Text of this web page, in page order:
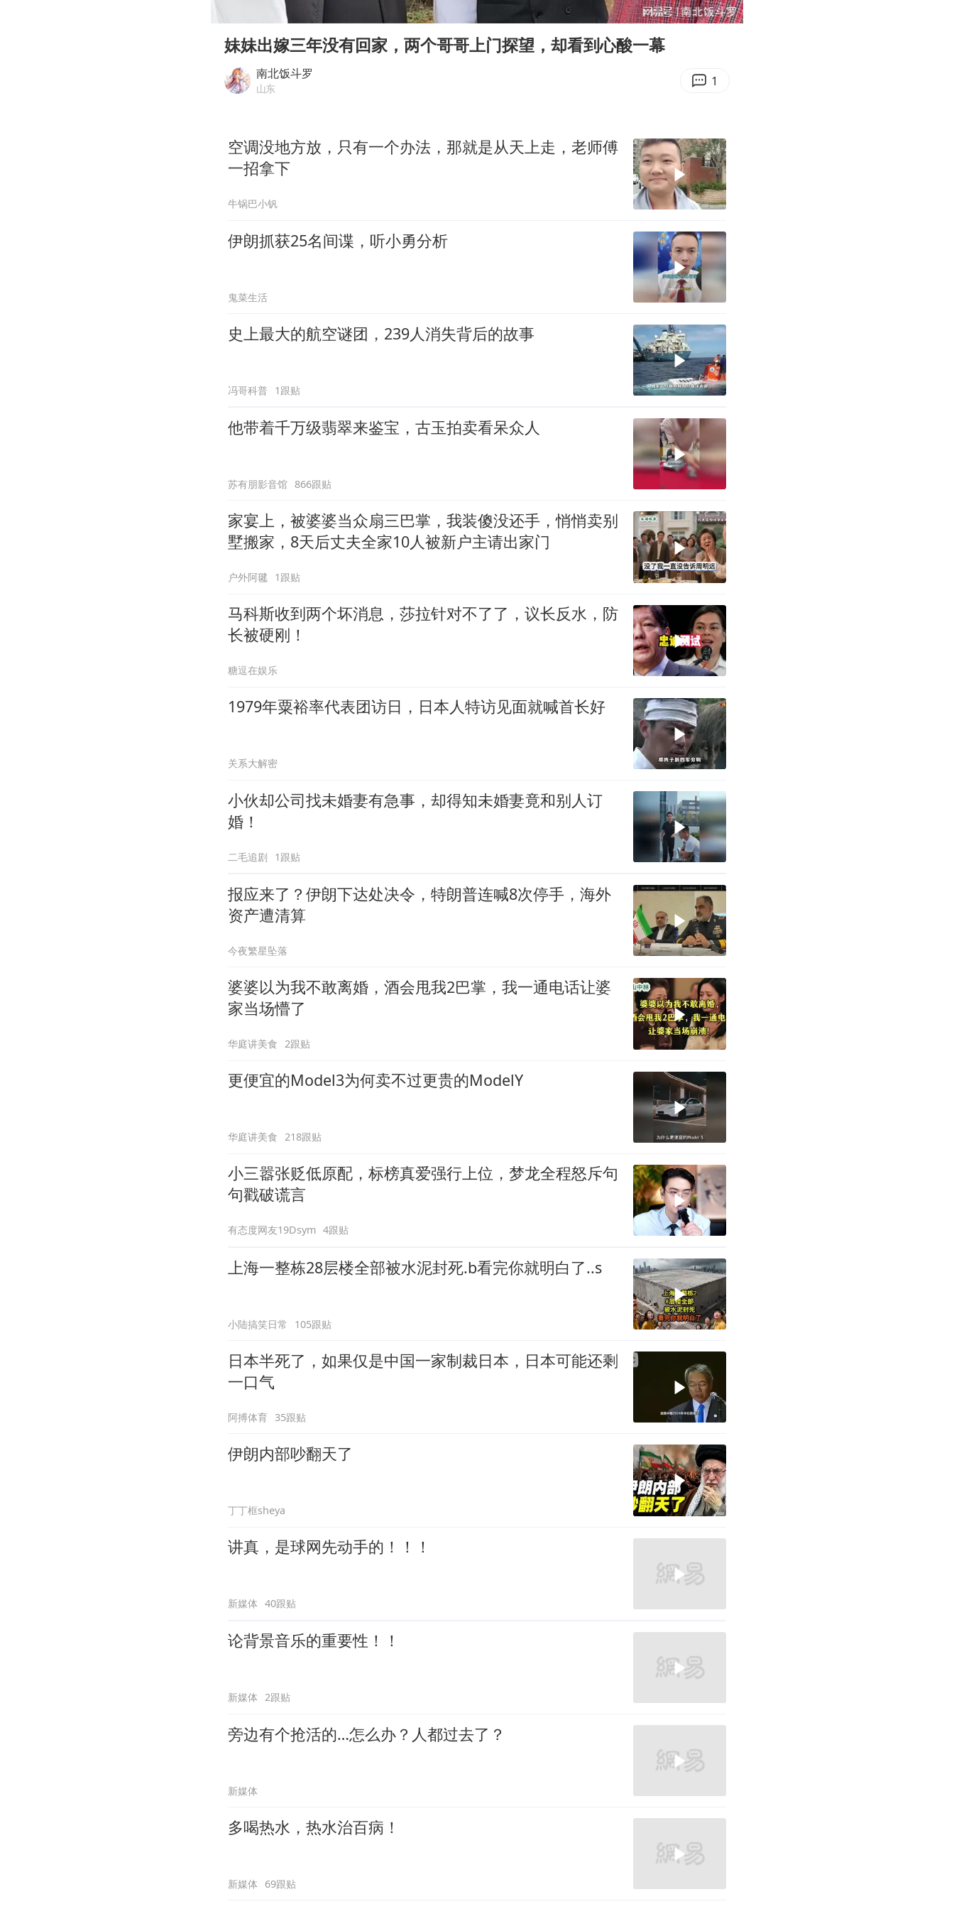
茅台部分直营店飞天茅台提价
夏日经济乘“热”而上 消费市场向“新”而行
酒店花洒现排泄物住客索赔遭拒
07:32
Enter
妹妹出嫁三年没有回家，两个哥哥上门探望，却看到心酸一幕
南北饭斗罗
山东 1
空调没地方放，只有一个办法，那就是从天上走，老师傅
一招拿下
牛锅巴小钒
伊朗抓获25名间谍，听小勇分析
鬼菜生活
史上最大的航空谜团，239人消失背后的故事
冯哥科普 1跟贴
他带着千万级翡翠来鉴宝，古玉拍卖看呆众人
苏有朋影音馆 866跟贴
家宴上，被婆婆当众扇三巴掌，我装傻没还手，悄悄卖别
墅搬家，8天后丈夫全家10人被新户主请出家门
户外阿毽 1跟贴
马科斯收到两个坏消息，莎拉针对不了了，议长反水，防
长被硬刚！
糖逗在娱乐
1979年粟裕率代表团访日，日本人特访见面就喊首长好
关系大解密
小伙却公司找未婚妻有急事，却得知未婚妻竟和别人订
婚！
二毛追剧 1跟贴
报应来了？伊朗下达处决令，特朗普连喊8次停手，海外
资产遭清算
今夜繁星坠落
婆婆以为我不敢离婚，酒会甩我2巴掌，我一通电话让婆
家当场懵了
华庭讲美食 2跟贴
更便宜的Model3为何卖不过更贵的ModelY
华庭讲美食 218跟贴
小三嚣张贬低原配，标榜真爱强行上位，梦龙全程怒斥句
句戳破谎言
有态度网友19Dsym 4跟贴
上海一整栋28层楼全部被水泥封死.b看完你就明白了..s
小陆搞笑日常 105跟贴
日本半死了，如果仅是中国一家制裁日本，日本可能还剩
一口气
阿搏体育 35跟贴
伊朗内部吵翻天了
丁丁框sheya
讲真，是球网先动手的！！！
新媒体 40跟贴
论背景音乐的重要性！！
新媒体 2跟贴
旁边有个抢活的…怎么办？人都过去了？
新媒体
多喝热水，热水治百病！
新媒体 69跟贴